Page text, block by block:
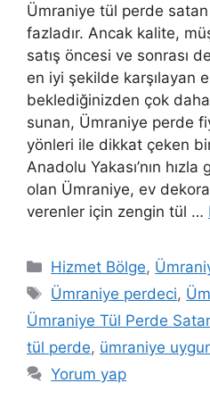
Ümraniye tül perde satan
fazladır. Ancak kalite,
satış öncesi ve sonrası
en iyi şekilde karşılayan
beklediğinizden çok daha
sunan, Ümraniye perde
yönleri ile dikkat çeken
Anadolu Yakası’nın
olan Ümraniye, ev
verenler için zengin tül …
Hizmet Bölge,
Ümraniye perdeci,
Ümraniye Tül Perde
tül perde, ümraniye
Yorum yap